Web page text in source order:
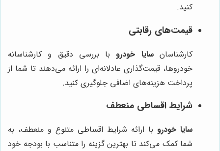
کنید.
قیمت‌های رقابتی
کارشناسانسایا خودرو با بررسی دقیق و کارشناسانه
خودروها، قیمت‌گذاری عادلانه‌ای را ارائه می‌دهند تا شما از
پرداخت هزینه‌های اضافی جلوگیری کنید.
شرایط اقساطی منعطف
سایا خودرو با ارائه شرایط اقساطی متنوع و منعطف، به
شما کمک می‌کند تا بهترین گزینه را متناسب با بودجه خود